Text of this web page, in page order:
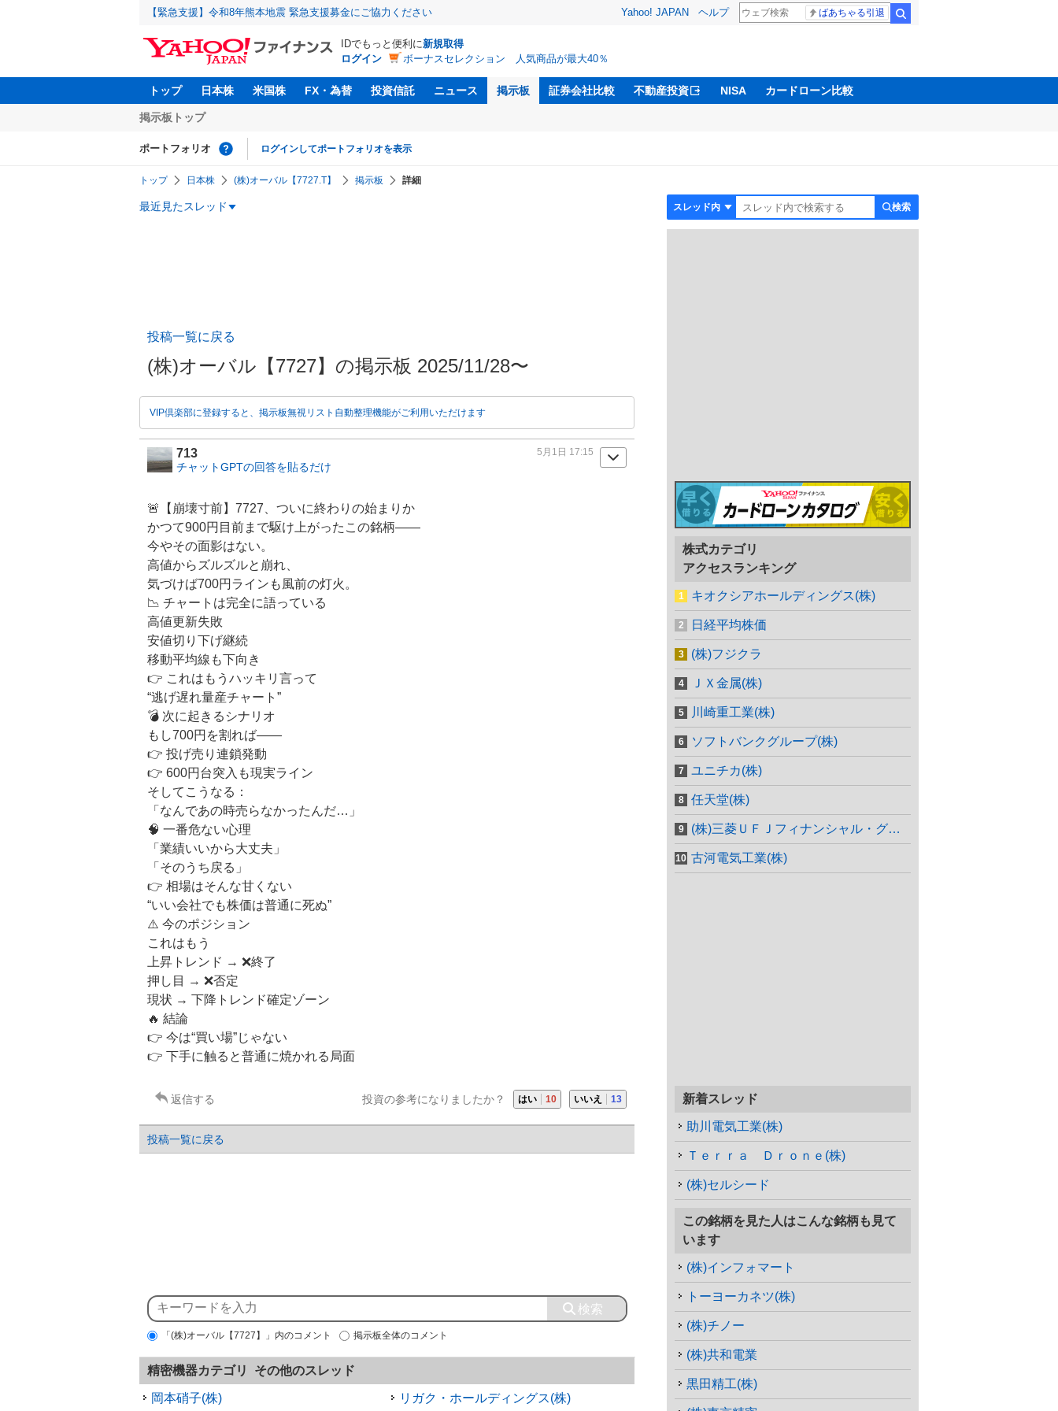
【緊急支援】令和8年熊本地震 緊急支援募金にご協力ください Yahoo! JAPAN ヘルプ ばあちゃる引退
IDでもっと便利に新規取得
ログイン
ボーナスセレクション 人気商品が最大40％
トップ 日本株 米国株 FX・為替 投資信託 ニュース 掲示板 証券会社比較 不動産投資 NISA カードローン比較
掲示板トップ
ポートフォリオ ログインしてポートフォリオを表示
トップ 日本株 (株)オーバル【7727.T】 掲示板 詳細
最近見たスレッド 検索
投稿一覧に戻る
(株)オーバル【7727】の掲示板 2025/11/28〜
VIP倶楽部に登録すると、掲示板無視リスト自動整理機能がご利用いただけます
713
チャットGPTの回答を貼るだけ
5月1日 17:15
🚨【崩壊寸前】7727、ついに終わりの始まりか
かつて900円目前まで駆け上がったこの銘柄――
今やその面影はない。
高値からズルズルと崩れ、
気づけば700円ラインも風前の灯火。
📉 チャートは完全に語っている
高値更新失敗
安値切り下げ継続
移動平均線も下向き
👉 これはもうハッキリ言って
“逃げ遅れ量産チャート”
💣 次に起きるシナリオ
もし700円を割れば――
👉 投げ売り連鎖発動
👉 600円台突入も現実ライン
そしてこうなる：
「なんであの時売らなかったんだ…」
🧠 一番危ない心理
「業績いいから大丈夫」
「そのうち戻る」
👉 相場はそんな甘くない
“いい会社でも株価は普通に死ぬ”
⚠️ 今のポジション
これはもう
上昇トレンド → ❌終了
押し目 → ❌否定
現状 → 下降トレンド確定ゾーン
🔥 結論
👉 今は“買い場”じゃない
👉 下手に触ると普通に焼かれる局面
返信する 投資の参考になりましたか？ はい 10 いいえ 13
投稿一覧に戻る
「(株)オーバル【7727】」内のコメント 掲示板全体のコメント
精密機器カテゴリ その他のスレッド
岡本硝子(株) リガク・ホールディングス(株)
株式カテゴリ
アクセスランキング
キオクシアホールディングス(株)
日経平均株価
(株)フジクラ
ＪＸ金属(株)
川崎重工業(株)
ソフトバンクグループ(株)
ユニチカ(株)
任天堂(株)
(株)三菱ＵＦＪフィナンシャル・グループ
古河電気工業(株)
新着スレッド
助川電気工業(株)
Ｔｅｒｒａ Ｄｒｏｎｅ(株)
(株)セルシード
この銘柄を見た人はこんな銘柄も見て
います
(株)インフォマート
トーヨーカネツ(株)
(株)チノー
(株)共和電業
黒田精工(株)